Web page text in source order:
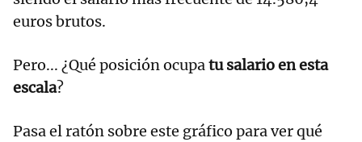
euros brutos.
Pero... ¿Qué posición ocupatu salario en esta
escala?
Pasa el ratón sobre este gráfico para ver qué